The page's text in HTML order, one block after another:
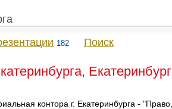
182 Поиск
Екатеринбург
контора г. Екатеринбурга - "Право,